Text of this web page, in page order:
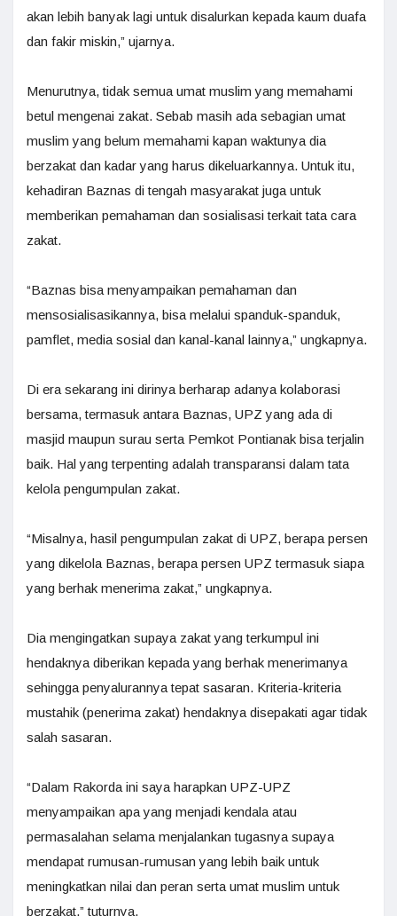
akan lebih banyak lagi untuk disalurkan kepada kaum duafa
dan fakir miskin,” ujarnya.
Menurutnya, tidak semua umat muslim yang memahami
betul mengenai zakat. Sebab masih ada sebagian umat
muslim yang belum memahami kapan waktunya dia
berzakat dan kadar yang harus dikeluarkannya. Untuk itu,
kehadiran Baznas di tengah masyarakat juga untuk
memberikan pemahaman dan sosialisasi terkait tata cara
zakat.
“Baznas bisa menyampaikan pemahaman dan
mensosialisasikannya, bisa melalui spanduk-spanduk,
pamflet, media sosial dan kanal-kanal lainnya,” ungkapnya.
Di era sekarang ini dirinya berharap adanya kolaborasi
bersama, termasuk antara Baznas, UPZ yang ada di
masjid maupun surau serta Pemkot Pontianak bisa terjalin
baik. Hal yang terpenting adalah transparansi dalam tata
kelola pengumpulan zakat.
“Misalnya, hasil pengumpulan zakat di UPZ, berapa persen
yang dikelola Baznas, berapa persen UPZ termasuk siapa
yang berhak menerima zakat,” ungkapnya.
Dia mengingatkan supaya zakat yang terkumpul ini
hendaknya diberikan kepada yang berhak menerimanya
sehingga penyalurannya tepat sasaran. Kriteria-kriteria
mustahik (penerima zakat) hendaknya disepakati agar tidak
salah sasaran.
“Dalam Rakorda ini saya harapkan UPZ-UPZ
menyampaikan apa yang menjadi kendala atau
permasalahan selama menjalankan tugasnya supaya
mendapat rumusan-rumusan yang lebih baik untuk
meningkatkan nilai dan peran serta umat muslim untuk
berzakat,” tuturnya.